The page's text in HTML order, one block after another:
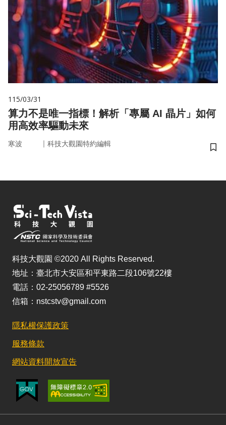
115/03/31
算力不是唯一指標！解析「專屬 AI 晶片」如何
用高效率驅動未來
寒波 ｜ 科技大觀園特約編輯
儲
科技大觀園 ©2020 All Rights Reserved.
地址：臺北市大安區和平東路二段106號22樓
電話：02-25056789 #5526
信箱：nstcstv@gmail.com
隱私權保護政策
服務條款
網站資料開放宣告